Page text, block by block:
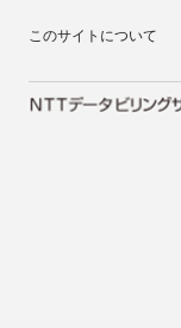
このサイトについて